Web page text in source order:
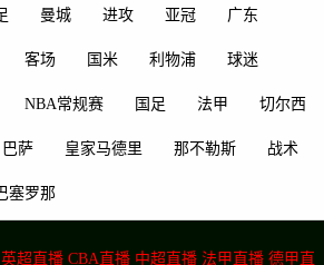
曼城 进攻 亚冠 广东
客场 国米 利物浦 球迷
NBA常规赛 国足 法甲 切尔西
巴萨 皇家马德里 那不勒斯 战术
塞罗那
英超直播 CBA直播 中超直播 法甲直播 德甲直